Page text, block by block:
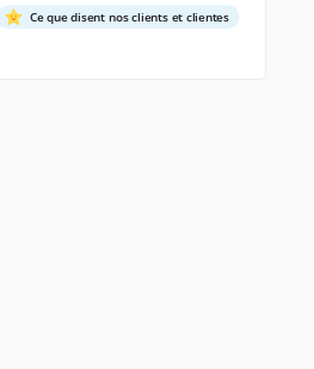
Ce que disent nos clients et clientes